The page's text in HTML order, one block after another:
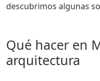
descubrimos algunas
Qué hacer en Marbella: admirar la
arquitectura